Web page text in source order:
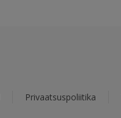
Privaatsuspoliitika